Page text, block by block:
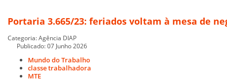
Portaria 3.665/23: feriados voltam à mesa de
Categoria:Agência DIAP
Publicado: 07 Junho 2026
Mundo do Trabalho
classe trabalhadora
MTE